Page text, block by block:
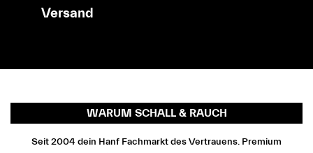
Versand
WARUM SCHALL & RAUCH
Seit 2004 dein Hanf Fachmarkt des Vertrauens. Premium